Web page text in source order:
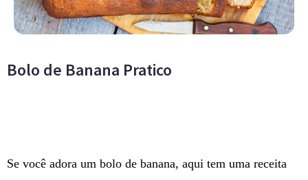
Bolo de Banana Pratico
Se você adora um bolo de banana, aqui tem uma receita